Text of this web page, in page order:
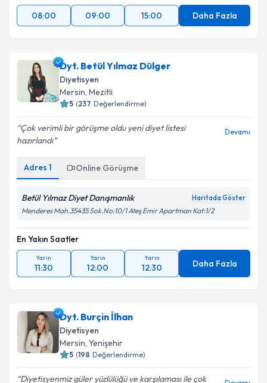
08:00
09:00 15:00 Daha Fazla
Dyt. Betül Yılmaz Dülger
Diyetisyen
Mersin, Mezitli
5 (237 Değerlendirme)
Çok verimli bir görüşme oldu yeni diyet listesi
hazırlandı
Devamı
Adres 1 Online Görüşme
Betül Yılmaz Diyet Danışmanlık Haritada Göster
Menderes Mah.35435 Sok.No:10/1 Ateş Emir Apartman Kat:1/2
En Yakın Saatler
Yarın
11:30
Yarın
12:00
Yarın
12:30 Daha Fazla
Dyt. Burçin İlhan
Diyetisyen
Mersin, Yenişehir
5 (198 Değerlendirme)
Diyetisyenmiz güler yüzlülüğü ve karşılaması ile çok